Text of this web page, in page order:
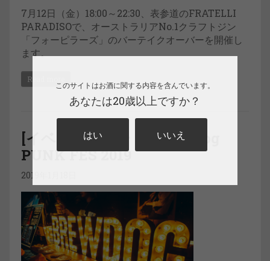
7月12日（金）18:00～22:30、表参道のFRATELLI
PARADISOで、オーストラリアNo.1クラフトジン
「フォーピラーズ」のバーテイクオーバーを開催し
ます。
Read more
[イベントレポート] BrewDog
PUNK FES 2019
2019年1月18日
このサイトはお酒に関する内容を含んでいます。
あなたは20歳以上ですか？
はい いいえ